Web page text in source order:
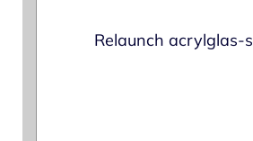
Relaunch acrylglas-